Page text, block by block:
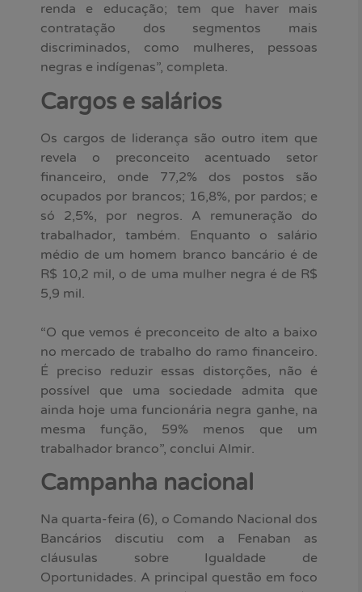
renda e educação; tem que haver mais
contratação dos segmentos mais
discriminados, como mulheres, pessoas
negras e indígenas”, completa.
Cargos e salários
Os cargos de liderança são outro item que
revela o preconceito acentuado setor
financeiro, onde 77,2% dos postos são
ocupados por brancos; 16,8%, por pardos; e
só 2,5%, por negros. A remuneração do
trabalhador, também. Enquanto o salário
médio de um homem branco bancário é de
R$ 10,2 mil, o de uma mulher negra é de R$
5,9 mil.
“O que vemos é preconceito de alto a baixo
no mercado de trabalho do ramo financeiro.
É preciso reduzir essas distorções, não é
possível que uma sociedade admita que
ainda hoje uma funcionária negra ganhe, na
mesma função, 59% menos que um
trabalhador branco”, conclui Almir.
Campanha nacional
Na quarta-feira (6), o Comando Nacional dos
Bancários discutiu com a Fenaban as
cláusulas sobre Igualdade de
Oportunidades. A principal questão em foco